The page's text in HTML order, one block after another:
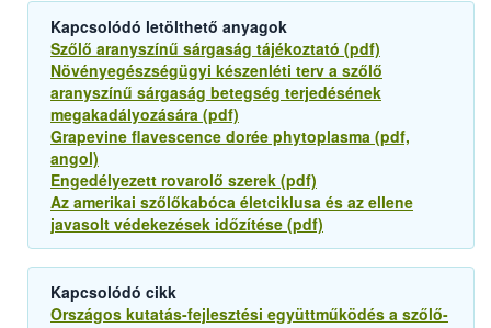
Kapcsolódó letölthető anyagok
Szőlő aranyszínű sárgaság tájékoztató (pdf)
Növényegészségügyi készenléti terv a szőlő
aranyszínű sárgaság betegség terjedésének
megakadályozására (pdf)
Grapevine flavescence dorée phytoplasma (pdf,
angol)
Engedélyezett rovarolő szerek (pdf)
Az amerikai szőlőkabóca életciklusa és az ellene
javasolt védekezések időzítése (pdf)
Kapcsolódó cikk
Országos kutatás-fejlesztési együttműködés a szőlő-